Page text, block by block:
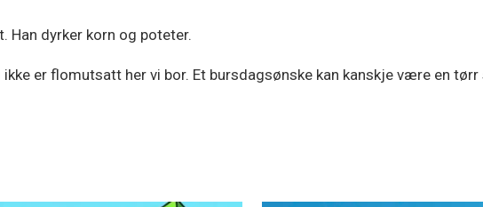
Han dyrker korn og poteter.
er flomutsatt her vi bor. Et bursdagsønske kan kanskje være en tørr